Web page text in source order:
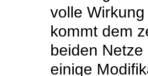
volle
kommt dem
beiden
einige